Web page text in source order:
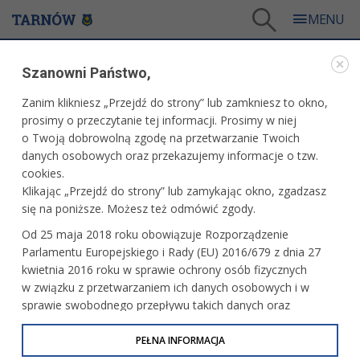
SZKOLENIA
Zapraszamy do zapoznania się z opisem usług na portalu
gov.pl
Skorzystaj z dofinansowania do szkolenia osoby
wspomagającej pracownika z niepełnosprawnością
(usługa
online)
Skorzystaj z dofinansowania do udziału w szkoleniach
komputerowych
(usługa online)
Skorzystaj z dofinansowania do udziału w szkoleniach
Szanowni Państwo,
Zanim klikniesz „Przejdź do strony” lub zamkniesz to okno,
prosimy o przeczytanie tej informacji. Prosimy w niej
o Twoją dobrowolną zgodę na przetwarzanie Twoich
danych osobowych oraz przekazujemy informacje o tzw.
cookies.
Klikając „Przejdź do strony” lub zamykając okno, zgadzasz
się na poniższe. Możesz też odmówić zgody.
Od 25 maja 2018 roku obowiązuje Rozporządzenie
Parlamentu Europejskiego i Rady (EU) 2016/679 z dnia 27
kwietnia 2016 roku w sprawie ochrony osób fizycznych
w związku z przetwarzaniem ich danych osobowych i w
sprawie swobodnego przepływu takich danych oraz
uchylenia dyrektywy 95/46/WE (określane jako RODO, GDPR
lub Ogólne Rozporządzenie o Ochronie Danych
PEŁNA INFORMACJA